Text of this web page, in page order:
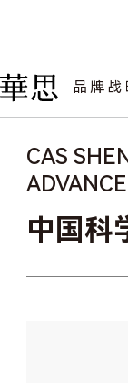
品牌战
华思案例
CAS
中国科